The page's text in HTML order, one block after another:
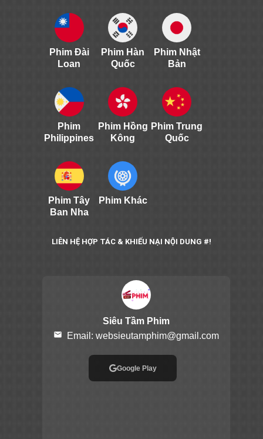
Phim Đài
Loan
Phim Hàn
Quốc
Phim Nhật
Bản
Phim
Philippines
Phim Hồng
Kông
Phim Trung
Quốc
Phim Tây
Ban Nha
Phim Khác
LIÊN HỆ HỢP TÁC & KHIẾU NẠI NỘI DUNG #!
Siêu Tầm Phim
email Email: websieutamphim@gmail.com
Google Play